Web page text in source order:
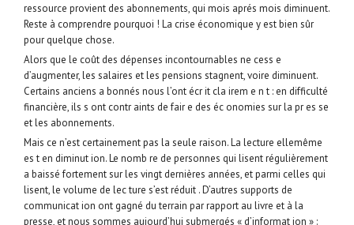
ressource provient des abonnements, qui mois aprés mois diminuent.
Reste à comprendre pourquoi ! La crise économique y est bien sûr
pour quelque chose.
Alors que le coût des dépenses incontournables ne cess e
d’augmenter, les salaires et les pensions stagnent, voire diminuent.
Certains anciens a bonnés nous l’ont écr it cla irem e n t : en difficulté
financière, ils s ont contr aints de fair e des éc onomies sur la pr es se
et les abonnements.
Mais ce n’est certainement pas la seule raison. La lecture ellemême
es t en diminut ion. Le nomb re de personnes qui lisent régulièrement
a baissé fortement sur les vingt dernières années, et parmi celles qui
lisent, le volume de lec ture s’est réduit . D’autres supports de
communicat ion ont gagné du terrain par rapport au livre et à la
presse, et nous sommes aujourd’hui submergés « d’informat ion » :